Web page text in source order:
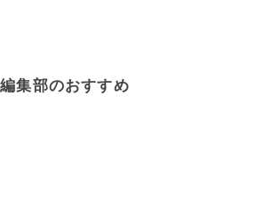
編集部のおすすめ